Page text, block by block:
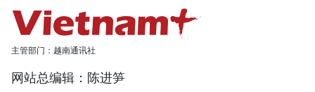
主管部门：越南通讯社
网站总编辑：陈进笋